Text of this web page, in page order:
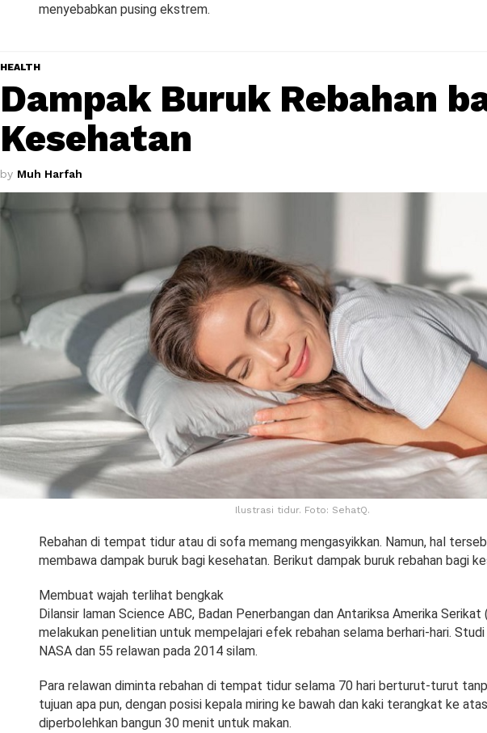
menyebabkan pusing ekstrem.
HEALTH
Dampak Buruk Rebahan
Kesehatan
by Muh Harfah
Ilustrasi tidur. Foto: SehatQ.
Rebahan di tempat tidur atau di sofa memang mengasyikkan. Namun, hal
membawa dampak buruk bagi kesehatan. Berikut dampak buruk rebahan bagi
Membuat wajah terlihat bengkak
Dilansir laman Science ABC, Badan Penerbangan dan Antariksa Amerika Serikat
melakukan penelitian untuk mempelajari efek rebahan selama berhari-hari. Studi
NASA dan 55 relawan pada 2014 silam.
Para relawan diminta rebahan di tempat tidur selama 70 hari berturut-turut
tujuan apa pun, dengan posisi kepala miring ke bawah dan kaki terangkat ke
diperbolehkan bangun 30 menit untuk makan.